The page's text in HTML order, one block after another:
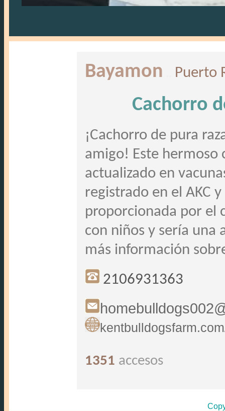
Bayamon Puerto
Cachorro
¡Cachorro de pura
amigo! Este hermoso
actualizado en
registrado en el AKC
proporcionada por el
con niños y sería una
más información
2106931363
1351 accesos